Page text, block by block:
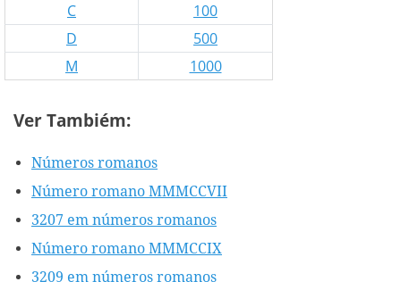
C
100
D
500
M
1000
Ver Tambiém:
Números romanos
Número romano MMMCCVII
3207 em números romanos
Número romano MMMCCIX
3209 em números romanos